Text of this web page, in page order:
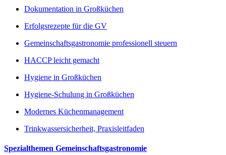
Dokumentation in Großküchen
Erfolgsrezepte für die GV
Gemeinschaftsgastronomie professionell steuern
HACCP leicht gemacht
Hygiene in Großküchen
Hygiene-Schulung in Großküchen
Modernes Küchenmanagement
Trinkwassersicherheit, Praxisleitfaden
Spezialthemen Gemeinschaftsgastronomie